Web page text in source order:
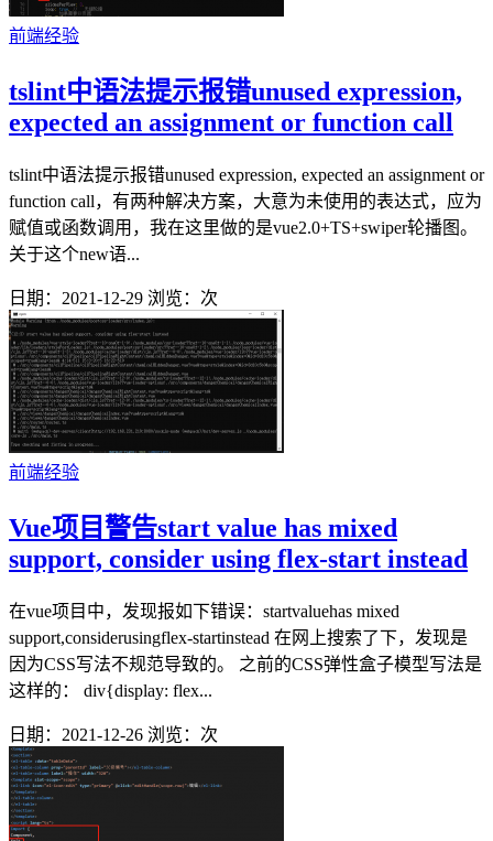
前端经验
tslint中语法提示报错unused expression,
expected an assignment or function call
tslint中语法提示报错unused expression, expected an assignment or
function call，有两种解决方案，大意为未使用的表达式，应为
赋值或函数调用，我在这里做的是vue2.0+TS+swiper轮播图。
关于这个new语...
日期：2021-12-29 浏览： 次
前端经验
Vue项目警告start value has mixed
support, consider using flex-start instead
在vue项目中，发现报如下错误：startvaluehas mixed
support,considerusingflex-startinstead 在网上搜索了下，发现是
因为CSS写法不规范导致的。 之前的CSS弹性盒子模型写法是
这样的： div{display: flex...
日期：2021-12-26 浏览： 次